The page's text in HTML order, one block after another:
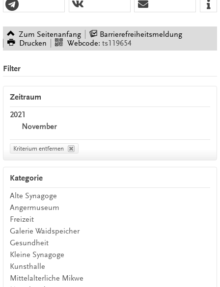
Zum Seitenanfang
Barrierefreiheitsmeldung
Drucken
Webcode: ts119654
Filter
Zeitraum
2021
November
Kriterium entfernen
Kategorie
Alte Synagoge
Angermuseum
Freizeit
Galerie Waidspeicher
Gesundheit
Kleine Synagoge
Kunsthalle
Mittelalterliche Mikwe